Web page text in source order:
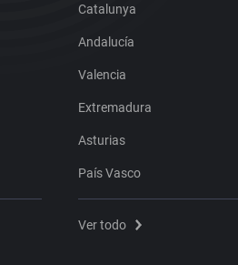
Catalunya
Andalucía
Valencia
Extremadura
Asturias
País Vasco
Ver todo